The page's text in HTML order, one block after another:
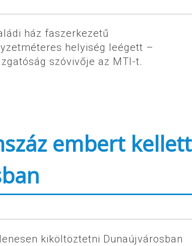
ház faszerkezetű
helyiség leégett –
szóvivője az MTI-t.
embert kellett
kiköltöztetni Dunaújvárosban